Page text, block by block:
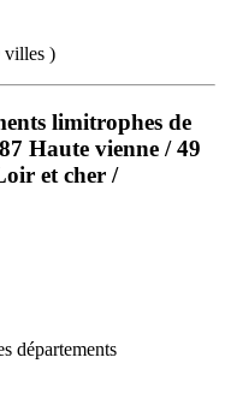
villes )
limitrophes de
Haute vienne / 49
et cher /
départements